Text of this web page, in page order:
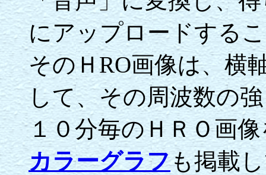
にアップロードする
そのＨRO画像は、横
して、その周波数の
１０分毎のＨＲＯ画
カラーグラフも掲載